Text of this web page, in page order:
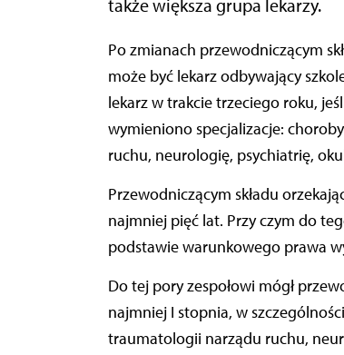
także większa grupa lekarzy.
Po zmianach przewodniczącym składu orzekającego powiatowego i wojewódzkiego zespołu
może być lekarz odbywający
lekarz w trakcie trzeciego roku,
wymieniono specjalizacje:
ruchu, neurologię, psychiatrię,
Przewodniczącym składu
najmniej pięć lat. Przy czym do
podstawie warunkowego prawa
Do tej pory zespołowi mógł
najmniej I stopnia, w
traumatologii narządu ruchu,